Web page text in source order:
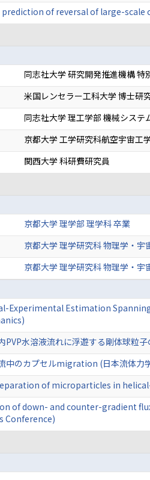
of reversal of large-scale
同志社大学 研究開発推進機構 特
米国レンセラー工科大学 博士研
同志社大学 理工学部 機械システ
京都大学 工学研究科航空宇宙工
関西大学 科研費研究員
京都大学 理学部 理学科 卒業
京都大学 理学研究科 物理学・宇
京都大学 理学研究科 物理学・宇
Experimental Estimation
PVP水溶液流れに浮遊する剛体球粒
中のカプセルmigration (日本流体力
of microparticles in
of down- and counter-gradient
Conference)